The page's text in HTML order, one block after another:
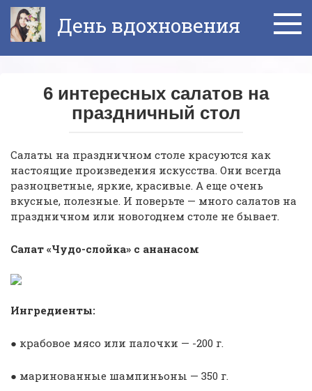
Перейти
контенту
День вдохновения
6 интересных салатов на
праздничный стол
Салаты на праздничном столе красуются как
настоящие произведения искусства. Они всегда
разноцветные, яркие, красивые. А еще очень
вкусные, полезные. И поверьте — много салатов на
праздничном или новогоднем столе не бывает.
Салат «Чудо-слойка» с ананасом
Ингредиенты:
● крабовое мясо или палочки — -200 г.
● маринованные шампиньоны — 350 г.